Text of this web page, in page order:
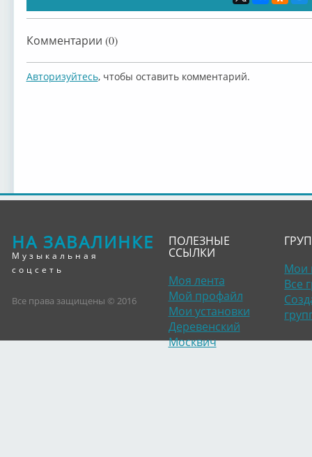
Комментарии (0)
Авторизуйтесь, чтобы оставить комментарий.
НА ЗАВАЛИНКЕ
Музыкальная
соцсеть
Все права защищены © 2016
ПОЛЕЗНЫЕ
ССЫЛКИ
Моя лента
Мой профайл
Мои установки
Деревенский
Москвич
Мои
Все